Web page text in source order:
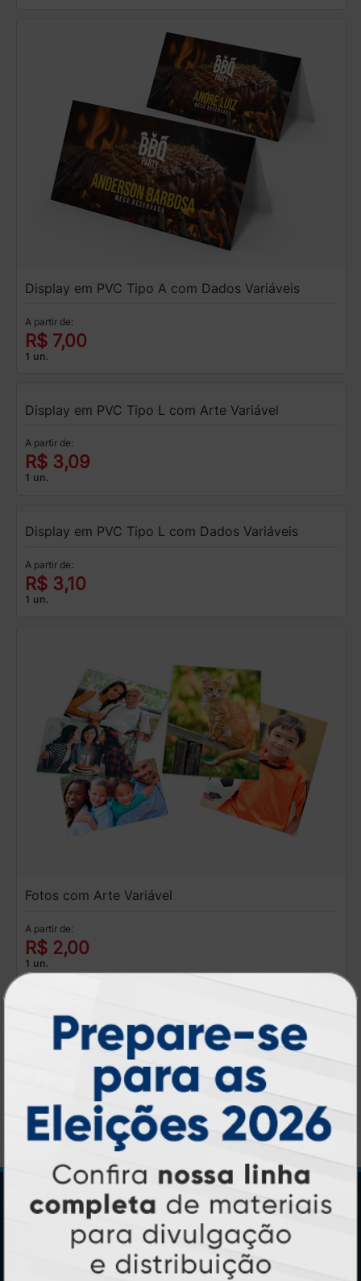
Display em PVC Tipo A com Dados Variáveis
A partir de:
R$ 7,00
1 un.
Display em PVC Tipo L com Arte Variável
A partir de:
R$ 3,09
1 un.
Display em PVC Tipo L com Dados Variáveis
A partir de:
R$ 3,10
1 un.
Fotos com Arte Variável
A partir de:
R$ 2,00
1 un.
Postal e Convite com Dados Variáveis
A partir de:
Central de Informações
GRÁFICA ATUAL CARD